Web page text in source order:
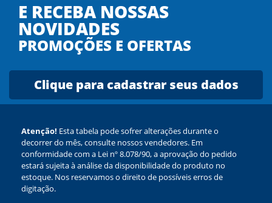
E RECEBA NOSSAS
NOVIDADES
PROMOÇÕES E OFERTAS
Clique para cadastrar seus dados
Atenção! Esta tabela pode sofrer alterações durante o
decorrer do mês, consulte nossos vendedores. Em
conformidade com a Lei nº 8.078/90, a aprovação do pedido
estará sujeita à análise da disponibilidade do produto no
estoque. Nos reservamos o direito de possíveis erros de
digitação.